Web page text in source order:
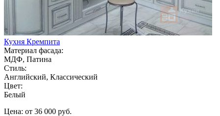
Кухня Кремпита
Материал фасада:
МДФ, Патина
Стиль:
Английский, Классический
Цвет:
Белый
Цена: от 36 000 руб.